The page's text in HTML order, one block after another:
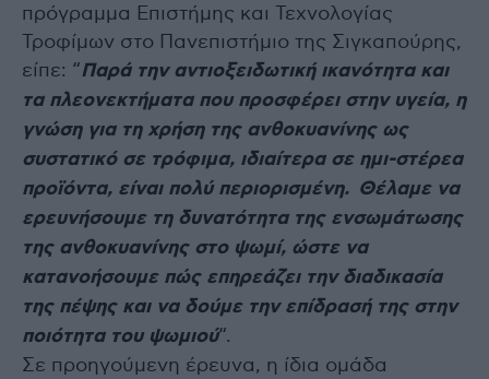
πρόγραμμα Επιστήμης και Τεχνολογίας
Τροφίμων στο Πανεπιστήμιο της Σιγκαπούρης,
είπε: “Παρά την αντιοξειδωτική ικανότητα και
τα πλεονεκτήματα που προσφέρει στην υγεία, η
γνώση για τη χρήση της ανθοκυανίνης ως
συστατικό σε τρόφιμα, ιδιαίτερα σε ημι-στέρεα
προϊόντα, είναι πολύ περιορισμένη. Θέλαμε να
ερευνήσουμε τη δυνατότητα της ενσωμάτωσης
της ανθοκυανίνης στο ψωμί, ώστε να
κατανοήσουμε πώς επηρεάζει την διαδικασία
της πέψης και να δούμε την επίδρασή της στην
ποιότητα του ψωμιού“.
Σε προηγούμενη έρευνα, η ίδια ομάδα